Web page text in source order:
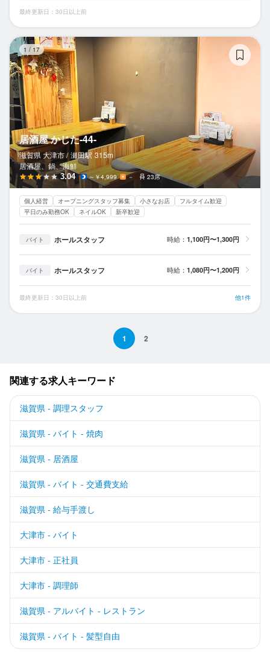
最終更新日：30日以上前
1 / 17
居酒屋 かじた-44-
滋賀県 大津市 / 瀬田駅 315m
居酒屋、鍋、海鮮
3.04 ～￥4,999 － 23席
個人経営 オープニングスタッフ募集 小さなお店
フルタイム歓迎
平日のみ勤務OK
ネイルOK 新卒歓迎
バイト ホールスタッフ 時給： 1,100円〜1,300円
バイト ホールスタッフ 時給： 1,080円〜1,200円
最終更新日：30日以上前 他1件
1 2
関連する求人キーワード
滋賀県 - 調理スタッフ
滋賀県 - バイト - 焼肉
滋賀県 - 居酒屋
滋賀県 - バイト - 交通費支給
滋賀県 - 給与手渡し
大津市 - バイト
大津市 - 正社員
大津市 - 調理師
滋賀県 - アルバイト - レストラン
滋賀県 - バイト - 髪型自由